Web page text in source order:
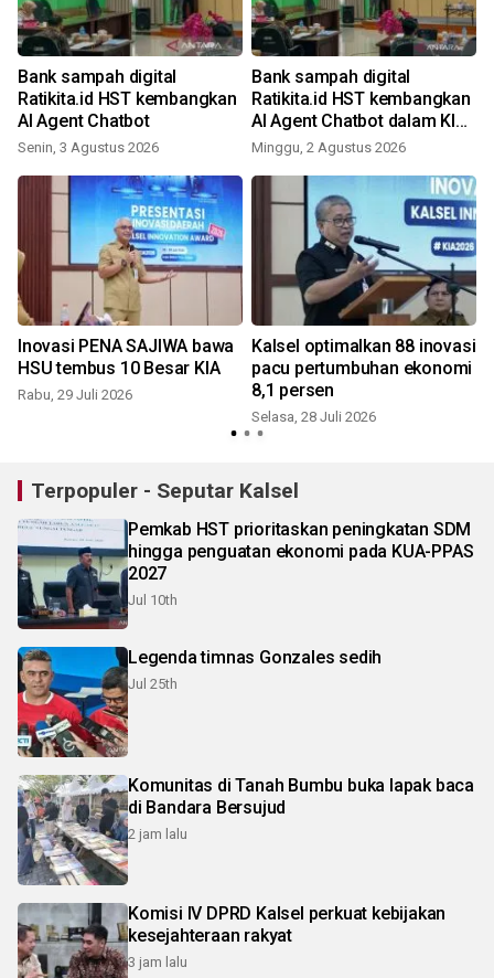
Bank sampah digital
Ratikita.id HST kembangkan
AI Agent Chatbot
Senin, 3 Agustus 2026
Bank sampah digital
Ratikita.id HST kembangkan
AI Agent Chatbot dalam KIA
2026
Minggu, 2 Agustus 2026
Inovasi PENA SAJIWA bawa
HSU tembus 10 Besar KIA
Rabu, 29 Juli 2026
Kalsel optimalkan 88 inovasi
pacu pertumbuhan ekonomi
8,1 persen
Selasa, 28 Juli 2026
Terpopuler - Seputar Kalsel
Pemkab HST prioritaskan peningkatan SDM
hingga penguatan ekonomi pada KUA-PPAS
2027
Jul 10th
Legenda timnas Gonzales sedih
Jul 25th
Komunitas di Tanah Bumbu buka lapak baca
di Bandara Bersujud
2 jam lalu
Komisi IV DPRD Kalsel perkuat kebijakan
kesejahteraan rakyat
3 jam lalu